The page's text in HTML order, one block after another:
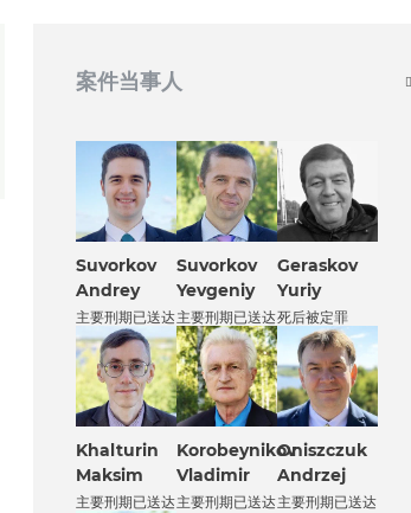
案件当事人
Suvorkov
Andrey
主要刑期已送达
Suvorkov
Yevgeniy
主要刑期已送达
Geraskov
Yuriy
死后被定罪
Khalturin
Maksim
主要刑期已送达
Korobeynikov
Vladimir
主要刑期已送达
Oniszczuk
Andrzej
主要刑期已送达